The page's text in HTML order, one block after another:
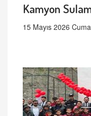
Kamyon
15 Mayıs 2026 Cuma